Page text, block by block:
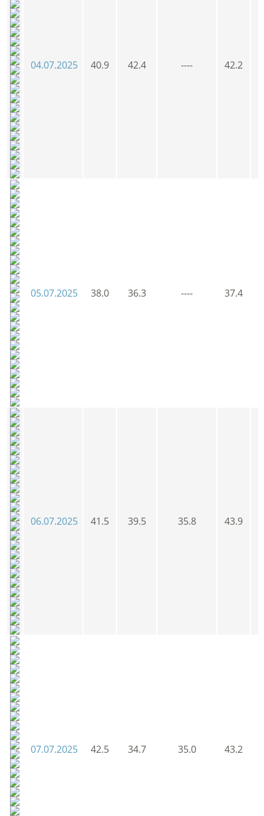
04.07.2025 40.9 42.4 ---- 42.2
05.07.2025 38.0 36.3 ---- 37.4
06.07.2025 41.5 39.5 35.8 43.9
07.07.2025 42.5 34.7 35.0 43.2